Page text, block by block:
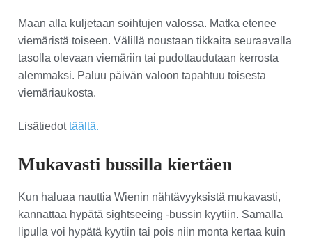
Maan alla kuljetaan soihtujen valossa. Matka etenee
viemäristä toiseen. Välillä noustaan tikkaita seuraavalla
tasolla olevaan viemäriin tai pudottaudutaan kerrosta
alemmaksi. Paluu päivän valoon tapahtuu toisesta
viemäriaukosta.
Lisätiedottäältä.
Mukavasti bussilla kiertäen
Kun haluaa nauttia Wienin nähtävyyksistä mukavasti,
kannattaa hypätä sightseeing -bussin kyytiin. Samalla
lipulla voi hypätä kyytiin tai pois niin monta kertaa kuin